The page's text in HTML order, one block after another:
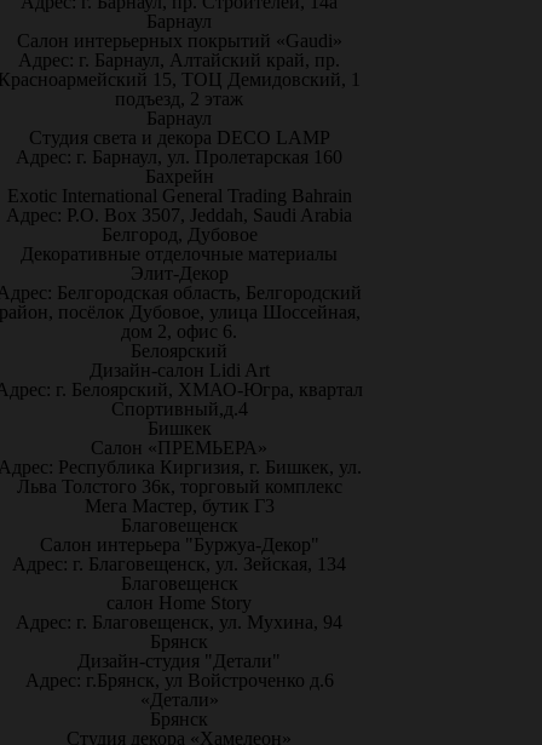
Барнаул
Салон интерьерных покрытий «Gaudi»
Адрес: г. Барнаул, Алтайский край, пр.
15, ТОЦ Демидовский, 1
подъезд, 2 этаж
Барнаул
Студия света и декора DECO LAMP
Адрес: г. Барнаул, ул. Пролетарская 160
Бахрейн
Exotic International General Trading Bahrain
Адрес: P.O. Box 3507, Jeddah, Saudi Arabia
Белгород, Дубовое
Декоративные отделочные материалы
Элит-Декор
Белгородская область, Белгородский
посёлок Дубовое, улица Шоссейная,
дом 2, офис 6.
Белоярский
Дизайн-салон Lidi Art
г. Белоярский, ХМАО-Югра, квартал
Спортивный,д.4
Бишкек
Салон «ПРЕМЬЕРА»
Республика Киргизия, г. Бишкек, ул.
Льва Толстого 36к, торговый комплекс
Мега Мастер, бутик Г3
Благовещенск
Салон интерьера "Буржуа-Декор"
Адрес: г. Благовещенск, ул. Зейская, 134
Благовещенск
салон Home Story
Адрес: г. Благовещенск, ул. Мухина, 94
Брянск
Дизайн-студия "Детали"
Адрес: г.Брянск, ул Войстроченко д.6
«Детали»
Брянск
Студия декора «Хамелеон»